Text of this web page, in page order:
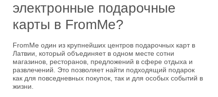
электронные подарочные
карты в FromMe?
FromMe один из крупнейших центров подарочных карт в
Латвии, который объединяет в одном месте сотни
магазинов, ресторанов, предложений в сфере отдыха и
развлечений. Это позволяет найти подходящий подарок
как для повседневных покупок, так и для особых событий в
жизни.